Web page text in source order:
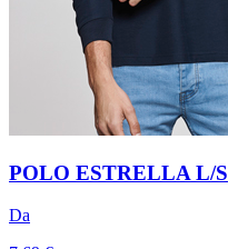
POLO ESTRELLA L/S
Da